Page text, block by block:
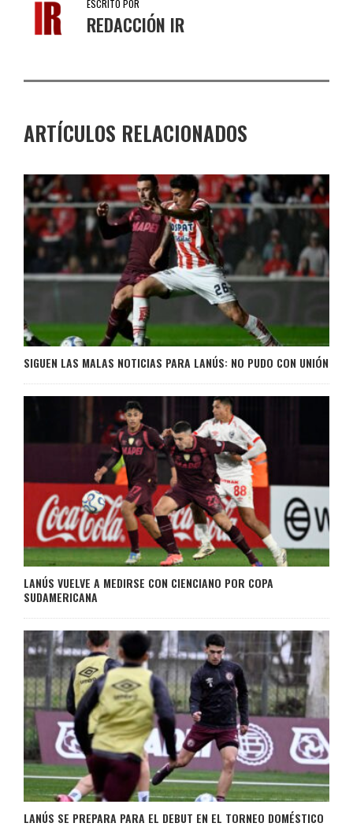
ESCRITO POR
REDACCIÓN IR
ARTÍCULOS RELACIONADOS
SIGUEN LAS MALAS NOTICIAS PARA LANÚS: NO PUDO CON UNIÓN
LANÚS VUELVE A MEDIRSE CON CIENCIANO POR COPA
SUDAMERICANA
LANÚS SE PREPARA PARA EL DEBUT EN EL TORNEO DOMÉSTICO